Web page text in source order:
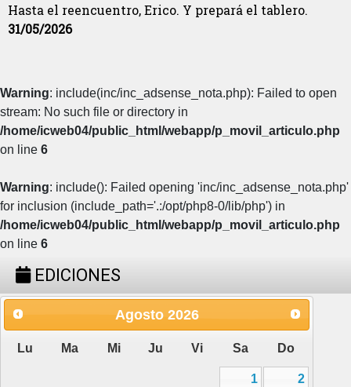
Hasta el reencuentro, Erico. Y prepará el tablero.
31/05/2026
Warning: include(inc/inc_adsense_nota.php): Failed to open
stream: No such file or directory in
/home/icweb04/public_html/webapp/p_movil_articulo.php
on line 6
Warning: include(): Failed opening 'inc/inc_adsense_nota.php'
for inclusion (include_path='.:/opt/php8-0/lib/php') in
/home/icweb04/public_html/webapp/p_movil_articulo.php
on line 6
EDICIONES
Agosto 2026
Lu Ma Mi Ju Vi Sa Do
1
2